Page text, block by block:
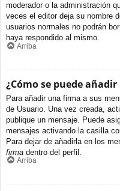
moderador o la administración
veces el editor deja su nombre
usuarios normales no podrán
haya respondido al mismo.
Arriba
¿Cómo se puede
Para añadir una firma a sus
de Usuario. Una vez creada,
publique un mensaje. Puede
mensajes activando la casilla
Para dejar de añadirla en los
firma dentro del perfil.
Arriba